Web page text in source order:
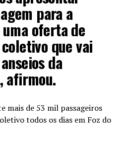
para a
oferta de
que vai
da
afirmou.
mais de 53 mil passageiros
todos os dias em Foz do